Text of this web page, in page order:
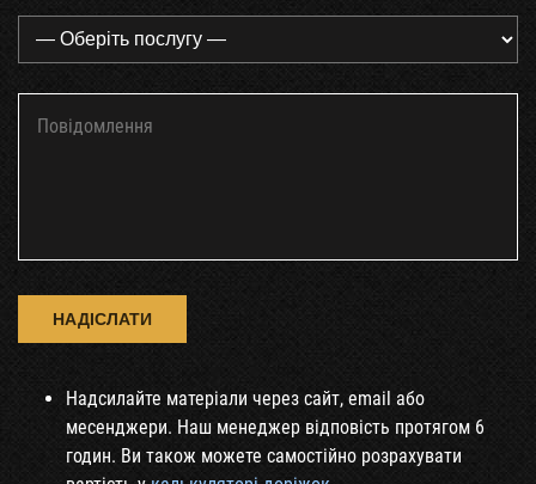
Надсилайте матеріали через сайт, email або
месенджери. Наш менеджер відповість протягом 6
годин. Ви також можете самостійно розрахувати